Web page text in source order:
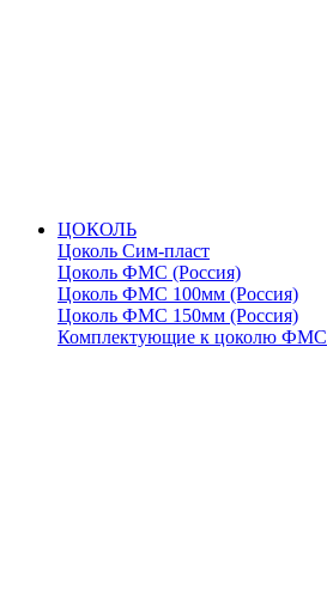
ЦОКОЛЬ
Цоколь Сим-пласт
Цоколь ФМС (Россия)
Цоколь ФМС 100мм (Россия)
Цоколь ФМС 150мм (Россия)
Комплектующие к цоколю ФМС